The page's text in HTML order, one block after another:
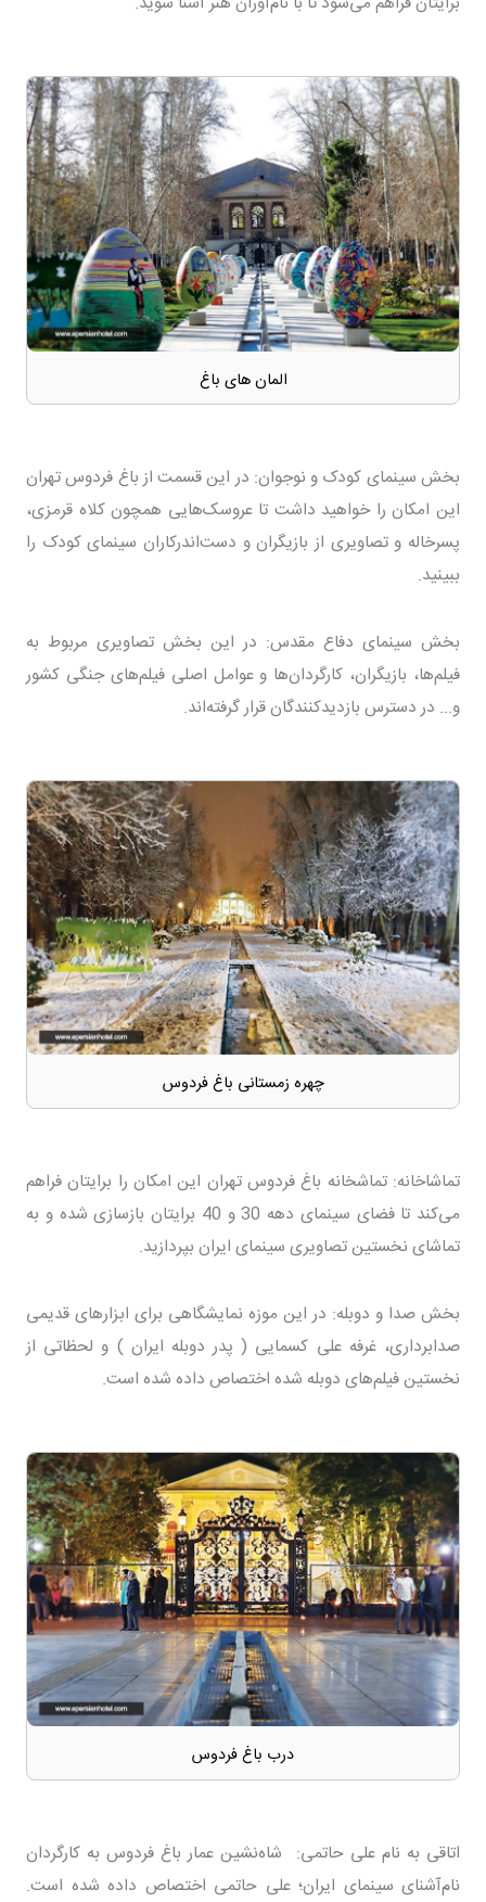
المان های باغ
بخش سینمای کودک و نوجوان: در این قسمت از باغ فردوس تهران
این امکان را خواهید داشت تا عروسک‌هایی همچون کلاه قرمزی،
پسرخاله و تصاویری از بازیگران و دست‌اندرکاران سینمای کودک را
ببینید.
بخش سینمای دفاع مقدس: در این بخش تصاویری مربوط به
فیلم‌ها، بازیگران، کارگردان‌ها و عوامل اصلی فیلم‌های جنگی کشور
و... در دسترس بازدید‌کنندگان قرار گرفته‌اند.
چهره زمستانی باغ فردوس
تماشاخانه: تماشخانه باغ فردوس تهران این امکان را برایتان فراهم
می‌کند تا فضای سینمای دهه 30 و 40 برایتان بازسازی شده و به
تماشای نخستین تصاویری سینمای ایران بپردازید.
بخش صدا و دوبله: در این موزه نمایشگاهی برای ابزار‌های قدیمی
صدابرداری، غرفه علی کسمایی ( پدر دوبله ایران ) و لحظاتی از
نخستین‌ فیلم‌های دوبله شده اختصاص داده شده است.
درب باغ فردوس
اتاقی به نام علی حاتمی: شاه‌نشین عمار باغ فردوس به کارگردان
نام‌آشنای سینمای ایران؛ علی حاتمی اختصاص داده شده است.